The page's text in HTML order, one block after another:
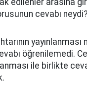
edilenler arasına
cevabı neydi?
yayınlanması
öğrenilemedi.
ile birlikte